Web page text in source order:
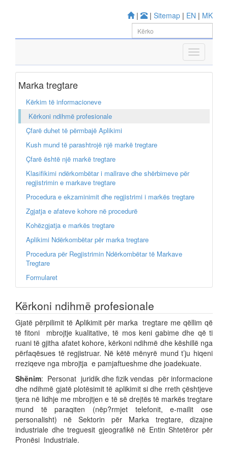
| | Sitemap | EN | MK
Marka tregtare
Kërkim të informacioneve
Kërkoni ndihmë profesionale
Çfarë duhet të përmbajë Aplikimi
Kush mund të parashtrojë një markë tregtare
Çfarë është një markë tregtare
Klasifikimi ndërkombëtar i mallrave dhe shërbimeve për
regjistrimin e markave tregtare
Procedura e ekzaminimit dhe regjistrimi i markës tregtare
Zgjatja e afateve kohore në procedurë
Kohëzgjatja e markës tregtare
Aplikimi Ndërkombëtar për marka tregtare
Procedura për Regjistrimin Ndërkombëtar të Markave
Tregtare
Formularet
Kërkoni ndihmë profesionale
Gjatë përpilimit të Aplikimit për marka tregtare me qëllim që
të fitoni mbrojtje kualitative, të mos keni gabime dhe që ti
ruani të gjitha afatet kohore, kërkoni ndihmë dhe këshillë nga
përfaqësues të regjistruar. Në këtë mënyrë mund t’ju hiqeni
rreziqeve nga mbrojtja e pamjaftueshme dhe joadekuate.
Shënim: Personat juridik dhe fizik vendas për informacione
dhe ndihmë gjatë plotësimit të aplikimit si dhe rreth çështjeve
tjera në lidhje me mbrojtjen e të së drejtës të markës tregtare
mund të paraqiten (nëp?rmjet telefonit, e-mailit ose
personalisht) në Sektorin për Marka tregtare, dizajne
industriale dhe treguesit gjeografikë në Entin Shtetëror për
Pronësi Industriale.